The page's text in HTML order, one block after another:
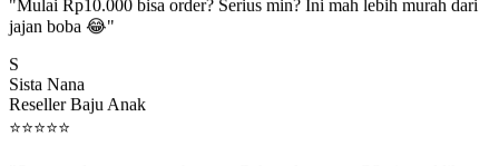
jajan boba 😂"
Sista Nana
Reseller Baju Anak
⭐⭐⭐⭐⭐